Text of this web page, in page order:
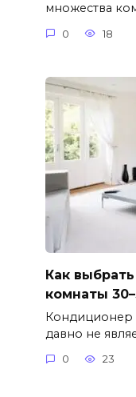
множества
0 18
Как
комнаты
Кондиционер
давно не
0 23